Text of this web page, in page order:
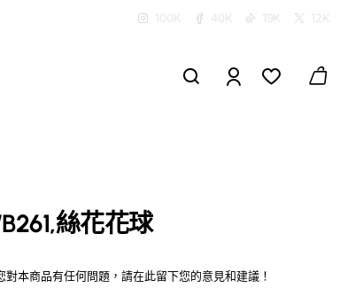
100K 40K 19K 12K
絲花花球
對本商品有任何問題，請在此留下您的意見和建議！